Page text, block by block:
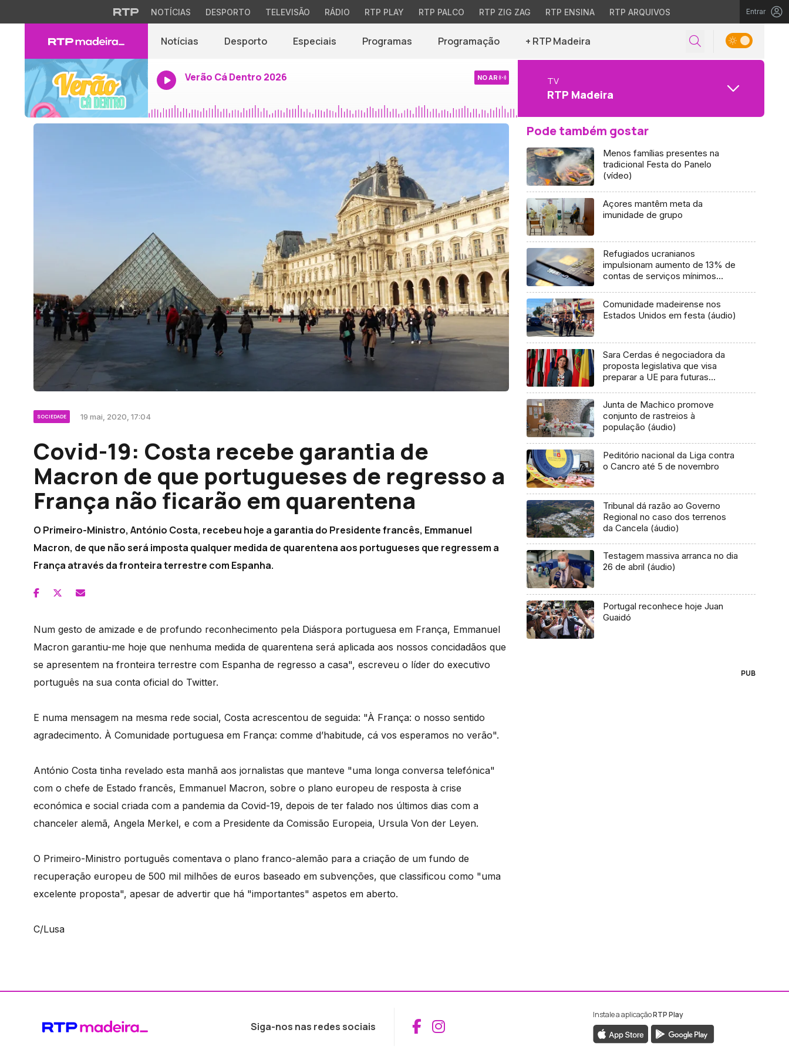
NOTÍCIAS DESPORTO TELEVISÃO RÁDIO RTP PLAY RTP PALCO RTP ZIG ZAG RTP ENSINA RTP ARQUIVOS Entrar
Notícias Desporto Especiais Programas Programação + RTP Madeira
Verão Cá Dentro 2026 NO AR TV
RTP Madeira
SOCIEDADE 19 mai, 2020, 17:04
Covid-19: Costa recebe garantia de
Macron de que portugueses de regresso a
França não ficarão em quarentena
O Primeiro-Ministro, António Costa, recebeu hoje a garantia do Presidente francês, Emmanuel
Macron, de que não será imposta qualquer medida de quarentena aos portugueses que regressem a
França através da fronteira terrestre com Espanha.
Num gesto de amizade e de profundo reconhecimento pela Diáspora portuguesa em França, Emmanuel
Macron garantiu-me hoje que nenhuma medida de quarentena será aplicada aos nossos concidadãos que
se apresentem na fronteira terrestre com Espanha de regresso a casa", escreveu o líder do executivo
português na sua conta oficial do Twitter.
E numa mensagem na mesma rede social, Costa acrescentou de seguida: "À França: o nosso sentido
agradecimento. À Comunidade portuguesa em França: comme d’habitude, cá vos esperamos no verão".
António Costa tinha revelado esta manhã aos jornalistas que manteve "uma longa conversa telefónica"
com o chefe de Estado francês, Emmanuel Macron, sobre o plano europeu de resposta à crise
económica e social criada com a pandemia da Covid-19, depois de ter falado nos últimos dias com a
chanceler alemã, Angela Merkel, e com a Presidente da Comissão Europeia, Ursula Von der Leyen.
O Primeiro-Ministro português comentava o plano franco-alemão para a criação de um fundo de
recuperação europeu de 500 mil milhões de euros baseado em subvenções, que classificou como "uma
excelente proposta", apesar de advertir que há "importantes" aspetos em aberto.
C/Lusa
Pode também gostar
Menos famílias presentes na
tradicional Festa do Panelo
(vídeo)
Açores mantêm meta da
imunidade de grupo
Refugiados ucranianos
impulsionam aumento de 13% de
contas de serviços mínimos
Comunidade madeirense nos
Estados Unidos em festa (áudio)
Sara Cerdas é negociadora da
proposta legislativa que visa
preparar a UE para futuras
Junta de Machico promove
conjunto de rastreios à
população (áudio)
Peditório nacional da Liga contra
o Cancro até 5 de novembro
Tribunal dá razão ao Governo
Regional no caso dos terrenos
da Cancela (áudio)
Testagem massiva arranca no dia
26 de abril (áudio)
Portugal reconhece hoje Juan
Guaidó
PUB
Siga-nos nas redes sociais Aceder ao Facebook da RTP Madeira
Aceder ao Instagram da RTP Madeira
Instale a aplicaçãoRTP Play